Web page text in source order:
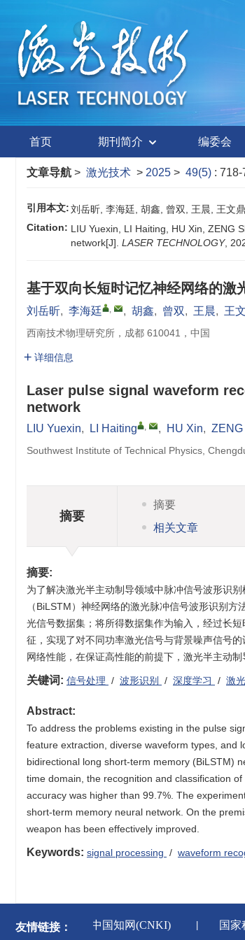
首页 期刊简介 编委会
文章导航 > 激光技术 > 2025 > 49(5) : 718-
引用本文:刘岳昕, 李海廷, 胡鑫, 曾双, 王晨, 王文
Citation: LIU Yuexin, LI Haiting, HU Xin, ZENG
network[J]. LASER TECHNOLOGY,
基于双向长短时记忆神经网络的激
刘岳昕, 李海廷 , , 胡鑫, 曾双, 王晨, 王
西南技术物理研究所，成都 610041，中国
详细信息
Laser pulse signal waveform
network
LIU Yuexin, LI Haiting , , HU Xin, ZENG
Southwest Institute of Technical Physics,
摘要
摘要
相关文章
摘要:
为了解决激光半主动制导领域中脉冲信号波形识
（BiLSTM）神经网络的激光脉冲信号波形识别
光信号数据集；将所得数据集作为输入，经过长
征，实现了对不同功率激光信号与背景噪声信号
网络性能，在保证高性能的前提下，激光半主动制
关键词: 信号处理 / 波形识别 / 深度学习 / 激
Abstract:
To address the problems existing in the pulse
feature extraction, diverse waveform types, and
bidirectional long short-term memory (BiLSTM)
time domain, the recognition and classification
accuracy was higher than 99.7%. The
short-term memory neural network. On the
weapon has been effectively improved.
Keywords: signal processing / waveform
友情链接：
出版署 中国知网(CNKI) 国家